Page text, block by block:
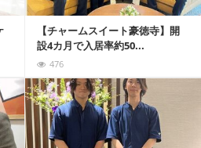
【チャームスイート豪徳寺】開
設4カ月で入居率約50...
476
む